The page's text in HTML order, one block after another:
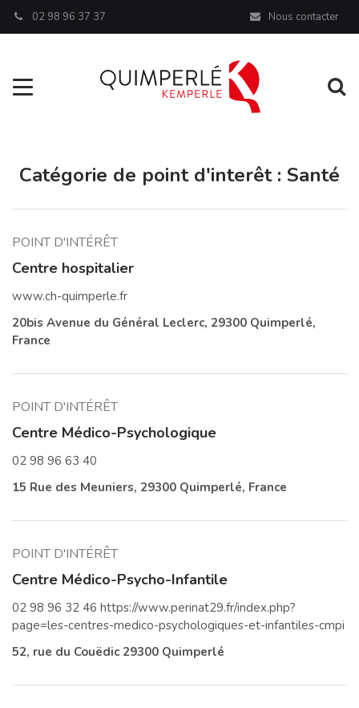
02 98 96 37 37 Nous contacter
Aller à la navigation
Catégorie de point d'interêt : Santé
POINT D'INTÉRÊT
Centre hospitalier
www.ch-quimperle.fr
20bis Avenue du Général Leclerc, 29300 Quimperlé,
France
POINT D'INTÉRÊT
Centre Médico-Psychologique
02 98 96 63 40
15 Rue des Meuniers, 29300 Quimperlé, France
POINT D'INTÉRÊT
Centre Médico-Psycho-Infantile
02 98 96 32 46 https://www.perinat29.fr/index.php?
page=les-centres-medico-psychologiques-et-infantiles-cmpi
52, rue du Couëdic 29300 Quimperlé